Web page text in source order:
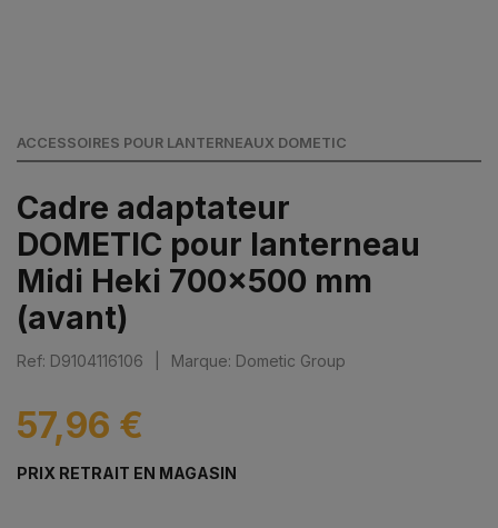
ACCESSOIRES POUR LANTERNEAUX DOMETIC
Cadre adaptateur
DOMETIC pour lanterneau
Midi Heki 700x500 mm
(avant)
Ref: D9104116106 Marque: Dometic Group
57,96 €
PRIX RETRAIT EN MAGASIN